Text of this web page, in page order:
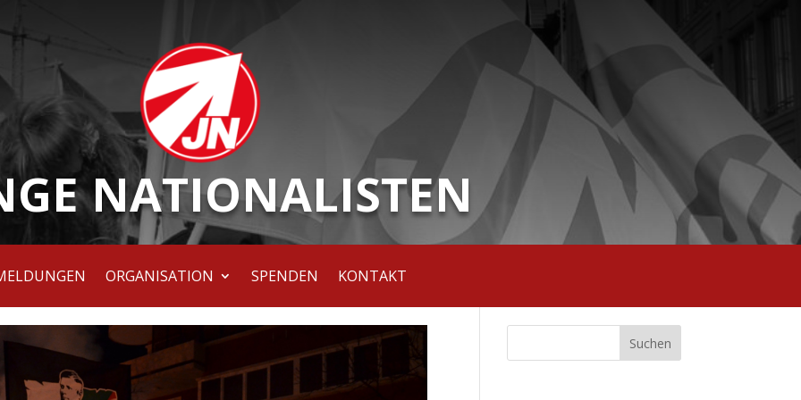
NATIONALISTEN
ORGANISATION SPENDEN KONTAKT